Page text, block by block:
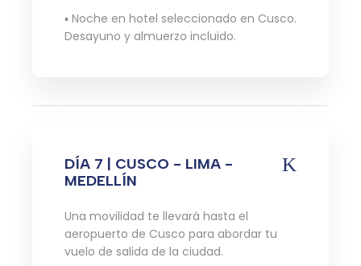
▪ Noche en hotel seleccionado en Cusco.
Desayuno y almuerzo incluido.
DÍA 7 | CUSCO - LIMA -
MEDELLÍN
Una movilidad te llevará hasta el
aeropuerto de Cusco para abordar tu
vuelo de salida de la ciudad.